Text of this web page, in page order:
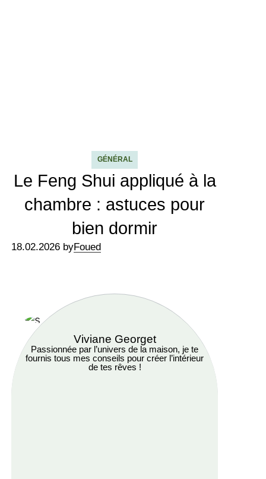
GÉNÉRAL
Le Feng Shui appliqué à la
chambre : astuces pour
bien dormir
18.02.2026 byFoued
Viviane Georget
Passionnée par l’univers de la maison, je te
fournis tous mes conseils pour créer l’intérieur
de tes rêves !